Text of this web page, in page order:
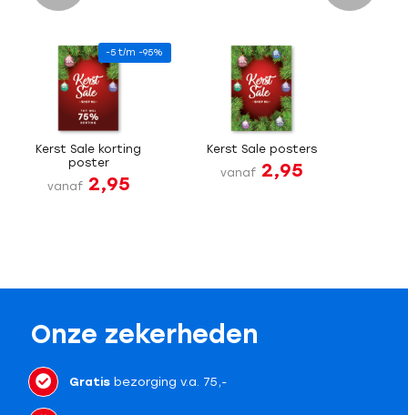
-5 t/m -95%
Kerst Sale korting
poster
vanaf 2,95
Kerst Sale posters
vanaf 2,95
Onze zekerheden
Gratisbezorging v.a. 75,-